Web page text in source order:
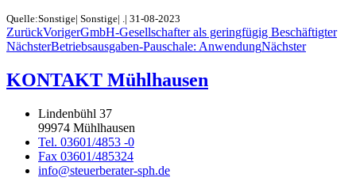
Quelle:Sonstige| Sonstige| .| 31-08-2023
ZurückVorigerGmbH-Gesellschafter als geringfügig Beschäftigter
NächsterBetriebsausgaben-Pauschale: AnwendungNächster
KONTAKT Mühlhausen
Lindenbühl 37
99974 Mühlhausen
Tel. 03601/4853 -0
Fax 03601/485324
info@steuerberater-sph.de